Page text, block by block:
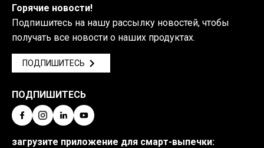
Горячие новости!
Подпишитесь на нашу рассылку новостей, чтобы
получать все новости о наших продуктах.
ПОДПИШИТЕСЬ
ПОДПИШИТЕСЬ
загрузите приложение для смарт-выпечки: